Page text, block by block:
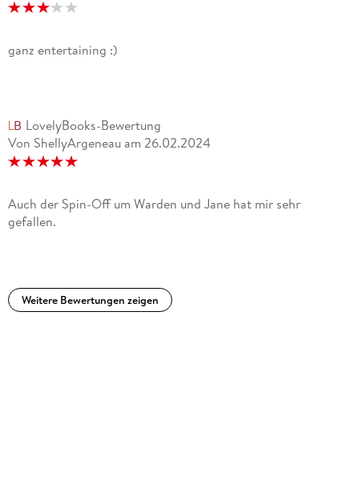
ganz entertaining :)
LovelyBooks-Bewertung
Von ShellyArgeneau am 26.02.2024
Auch der Spin-Off um Warden und Jane hat mir sehr
gefallen.
Weitere Bewertungen zeigen